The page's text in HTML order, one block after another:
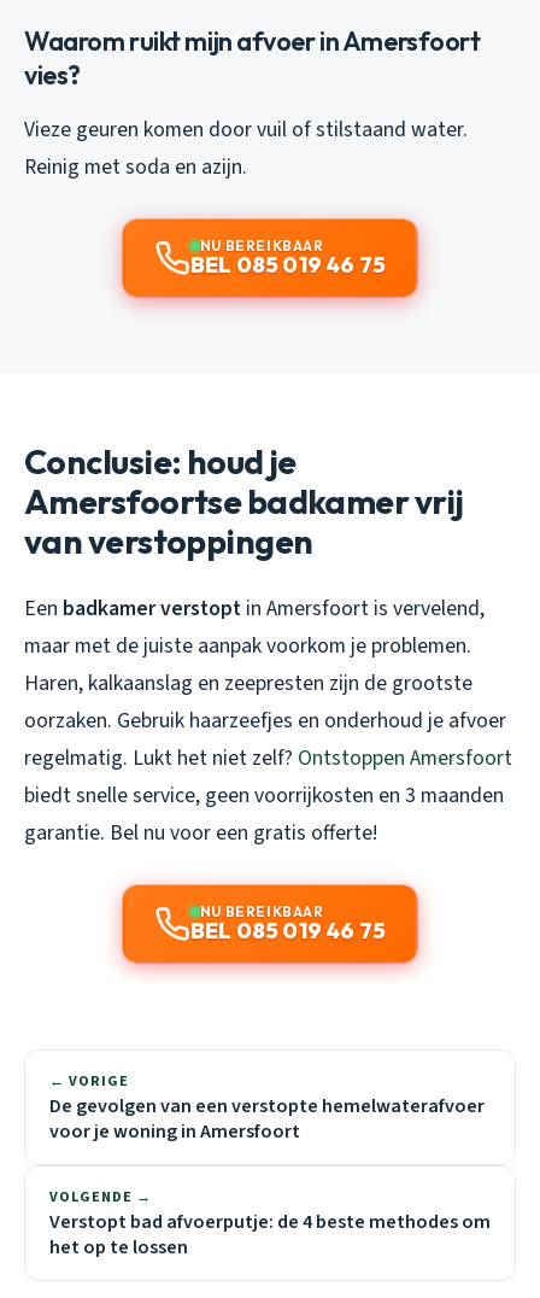
Waarom ruikt mijn afvoer in Amersfoort
vies?
Vieze geuren komen door vuil of stilstaand water.
Reinig met soda en azijn.
NU BEREIKBAAR
BEL 085 019 46 75
Conclusie: houd je
Amersfoortse badkamer vrij
van verstoppingen
Een badkamer verstopt in Amersfoort is vervelend,
maar met de juiste aanpak voorkom je problemen.
Haren, kalkaanslag en zeepresten zijn de grootste
oorzaken. Gebruik haarzeefjes en onderhoud je afvoer
regelmatig. Lukt het niet zelf? Ontstoppen Amersfoort
biedt snelle service, geen voorrijkosten en 3 maanden
garantie. Bel nu voor een gratis offerte!
NU BEREIKBAAR
BEL 085 019 46 75
← VORIGE
De gevolgen van een verstopte hemelwaterafvoer
voor je woning in Amersfoort
VOLGENDE →
Verstopt bad afvoerputje: de 4 beste methodes om
het op te lossen